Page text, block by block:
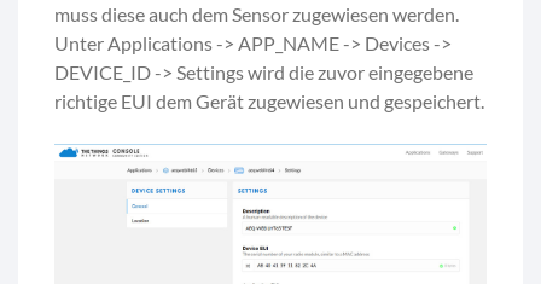
muss diese auch dem Sensor zugewiesen werden.
Unter Applications -> APP_NAME -> Devices ->
DEVICE_ID -> Settings wird die zuvor eingegebene
richtige EUI dem Gerät zugewiesen und gespeichert.